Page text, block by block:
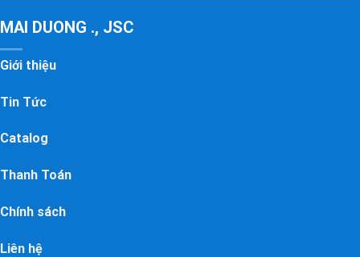
MAI DUONG ., JSC
Giới thiệu
Tin Tức
Catalog
Thanh Toán
Chính sách
Liên hệ